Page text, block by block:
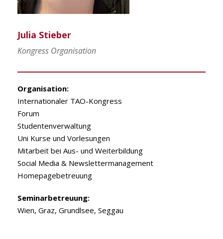
Julia Stieber
Kongress Organisation
Organisation:
Internationaler TAO-Kongress
Forum
Studentenverwaltung
Uni Kurse und Vorlesungen
Mitarbeit bei Aus- und Weiterbildung
Social Media & Newslettermanagement
Homepagebetreuung
Seminarbetreuung:
Wien, Graz, Grundlsee, Seggau